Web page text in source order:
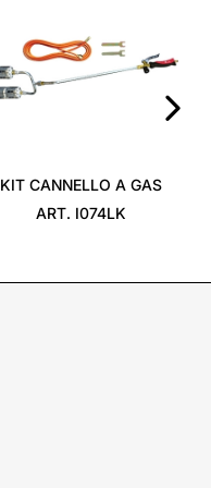
KIT CANNELLO A GAS
ART. I074LK